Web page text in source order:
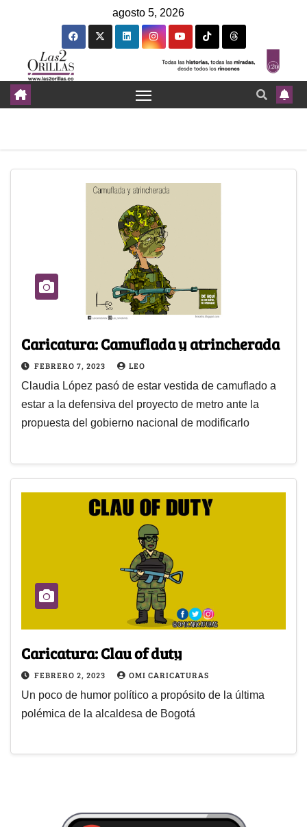
agosto 5, 2026
Caricatura: Camuflada y atrincherada
FEBRERO 7, 2023 LEO
Claudia López pasó de estar vestida de camuflado a
estar a la defensiva del proyecto de metro ante la
propuesta del gobierno nacional de modificarlo
Caricatura: Clau of duty
FEBRERO 2, 2023 OMI CARICATURAS
Un poco de humor político a propósito de la última
polémica de la alcaldesa de Bogotá